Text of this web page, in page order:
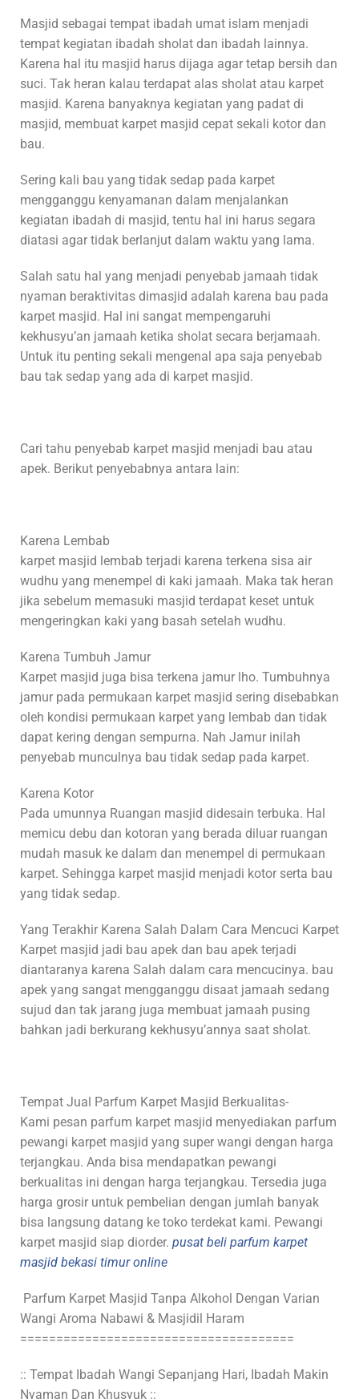
Masjid sebagai tempat ibadah umat islam menjadi
tempat kegiatan ibadah sholat dan ibadah lainnya.
Karena hal itu masjid harus dijaga agar tetap bersih dan
suci. Tak heran kalau terdapat alas sholat atau karpet
masjid. Karena banyaknya kegiatan yang padat di
masjid, membuat karpet masjid cepat sekali kotor dan
bau.
Sering kali bau yang tidak sedap pada karpet
mengganggu kenyamanan dalam menjalankan
kegiatan ibadah di masjid, tentu hal ini harus segara
diatasi agar tidak berlanjut dalam waktu yang lama.
Salah satu hal yang menjadi penyebab jamaah tidak
nyaman beraktivitas dimasjid adalah karena bau pada
karpet masjid. Hal ini sangat mempengaruhi
kekhusyu’an jamaah ketika sholat secara berjamaah.
Untuk itu penting sekali mengenal apa saja penyebab
bau tak sedap yang ada di karpet masjid.
Cari tahu penyebab karpet masjid menjadi bau atau
apek. Berikut penyebabnya antara lain:
Karena Lembab
karpet masjid lembab terjadi karena terkena sisa air
wudhu yang menempel di kaki jamaah. Maka tak heran
jika sebelum memasuki masjid terdapat keset untuk
mengeringkan kaki yang basah setelah wudhu.
Karena Tumbuh Jamur
Karpet masjid juga bisa terkena jamur lho. Tumbuhnya
jamur pada permukaan karpet masjid sering disebabkan
oleh kondisi permukaan karpet yang lembab dan tidak
dapat kering dengan sempurna. Nah Jamur inilah
penyebab munculnya bau tidak sedap pada karpet.
Karena Kotor
Pada umunnya Ruangan masjid didesain terbuka. Hal
memicu debu dan kotoran yang berada diluar ruangan
mudah masuk ke dalam dan menempel di permukaan
karpet. Sehingga karpet masjid menjadi kotor serta bau
yang tidak sedap.
Yang Terakhir Karena Salah Dalam Cara Mencuci Karpet
Karpet masjid jadi bau apek dan bau apek terjadi
diantaranya karena Salah dalam cara mencucinya. bau
apek yang sangat mengganggu disaat jamaah sedang
sujud dan tak jarang juga membuat jamaah pusing
bahkan jadi berkurang kekhusyu’annya saat sholat.
Tempat Jual Parfum Karpet Masjid Berkualitas-
Kami pesan parfum karpet masjid menyediakan parfum
pewangi karpet masjid yang super wangi dengan harga
terjangkau. Anda bisa mendapatkan pewangi
berkualitas ini dengan harga terjangkau. Tersedia juga
harga grosir untuk pembelian dengan jumlah banyak
bisa langsung datang ke toko terdekat kami. Pewangi
karpet masjid siap diorder. pusat beli parfum karpet
masjid bekasi timur online
Parfum Karpet Masjid Tanpa Alkohol Dengan Varian
Wangi Aroma Nabawi & Masjidil Haram
======================================
:: Tempat Ibadah Wangi Sepanjang Hari, Ibadah Makin
Nyaman Dan Khusyuk ::